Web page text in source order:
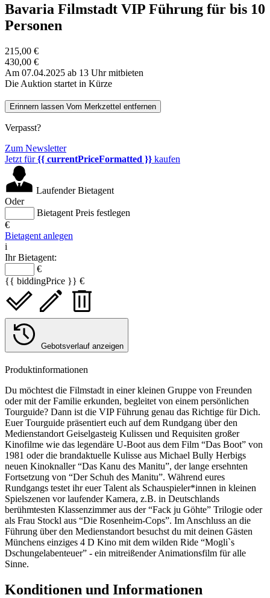
Bavaria Filmstadt VIP Führung für bis 10
Personen
215,00 €
430,00 €
Am 07.04.2025 ab 13 Uhr mitbieten
Die Auktion startet in Kürze
Erinnern lassen Vom Merkzettel entfernen
Verpasst?
Zum Newsletter
Jetzt für{{ currentPriceFormatted }} kaufen
Laufender Bietagent
Oder
Bietagent Preis festlegen
€
Bietagent anlegen
i
Ihr Bietagent:
€
{{ biddingPrice }} €
Gebotsverlauf anzeigen
Produktinformationen
Du möchtest die Filmstadt in einer kleinen Gruppe von Freunden
oder mit der Familie erkunden, begleitet von einem persönlichen
Tourguide? Dann ist die VIP Führung genau das Richtige für Dich.
Euer Tourguide präsentiert euch auf dem Rundgang über den
Medienstandort Geiselgasteig Kulissen und Requisiten großer
Kinofilme wie das legendäre U-Boot aus dem Film “Das Boot” von
1981 oder die brandaktuelle Kulisse aus Michael Bully Herbigs
neuen Kinoknaller “Das Kanu des Manitu”, der lange ersehnten
Fortsetzung von “Der Schuh des Manitu”. Während eures
Rundgangs testet ihr euer Talent als Schauspieler*innen in kleinen
Spielszenen vor laufender Kamera, z.B. in Deutschlands
berühmtesten Klassenzimmer aus der “Fack ju Göhte” Trilogie oder
als Frau Stockl aus “Die Rosenheim-Cops”. Im Anschluss an die
Führung über den Medienstandort besuchst du mit deinen Gästen
Münchens einziges 4 D Kino mit dem wilden Ride “Mogli`s
Dschungelabenteuer” - ein mitreißender Animationsfilm für alle
Sinne.
Konditionen und Informationen